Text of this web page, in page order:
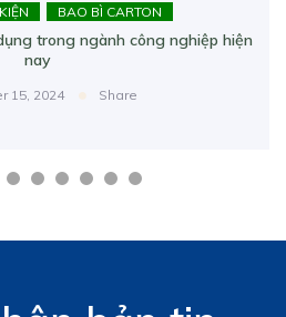
BAO BÌ CARTON
trong ngành công nghiệp hiện
nay
15, 2024 Share